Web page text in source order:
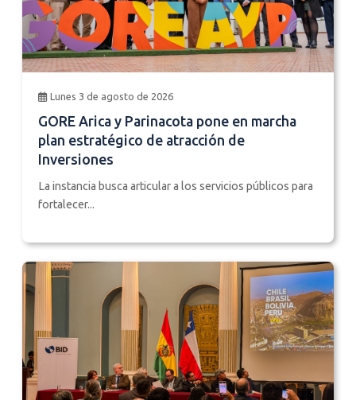
Lunes 3 de agosto de 2026
GORE Arica y Parinacota pone en marcha
plan estratégico de atracción de
Inversiones
La instancia busca articular a los servicios públicos para
fortalecer...